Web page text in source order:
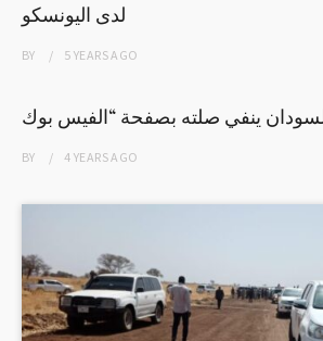
لدى اليونسكو
BY 5 YEARSAGO
BY 4 YEARSAGO